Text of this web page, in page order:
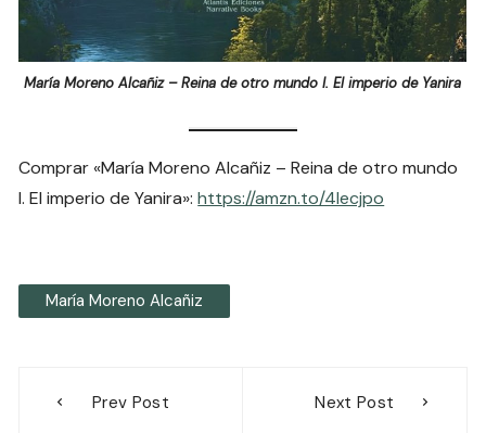
María Moreno Alcañiz – Reina de otro mundo I. El imperio de Yanira
Comprar «María Moreno Alcañiz – Reina de otro mundo
I. El imperio de Yanira»:https://amzn.to/4lecjpo
María Moreno Alcañiz
Prev Post Next Post